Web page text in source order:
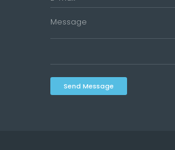
Send Message